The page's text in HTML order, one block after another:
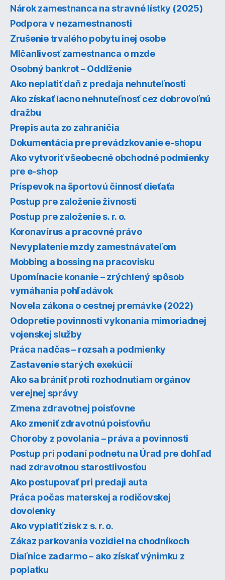
Nárok zamestnanca na stravné lístky (2025)
Podpora v nezamestnanosti
Zrušenie trvalého pobytu inej osobe
Mlčanlivosť zamestnanca o mzde
Osobný bankrot – Oddlženie
Ako neplatiť daň z predaja nehnuteľnosti
Ako získať lacno nehnuteľnosť cez dobrovoľnú
dražbu
Prepis auta zo zahraničia
Dokumentácia pre prevádzkovanie e-shopu
Ako vytvoriť všeobecné obchodné podmienky
pre e-shop
Príspevok na športovú činnosť dieťaťa
Postup pre založenie živnosti
Postup pre založenie s. r. o.
Koronavírus a pracovné právo
Nevyplatenie mzdy zamestnávateľom
Mobbing a bossing na pracovisku
Upomínacie konanie – zrýchlený spôsob
vymáhania pohľadávok
Novela zákona o cestnej premávke (2022)
Odopretie povinnosti vykonania mimoriadnej
vojenskej služby
Práca nadčas – rozsah a podmienky
Zastavenie starých exekúcií
Ako sa brániť proti rozhodnutiam orgánov
verejnej správy
Zmena zdravotnej poisťovne
Ako zmeniť zdravotnú poisťovňu
Choroby z povolania – práva a povinnosti
Postup pri podaní podnetu na Úrad pre dohľad
nad zdravotnou starostlivosťou
Ako postupovať pri predaji auta
Práca počas materskej a rodičovskej
dovolenky
Ako vyplatiť zisk z s. r. o.
Zákaz parkovania vozidiel na chodníkoch
Diaľnice zadarmo – ako získať výnimku z
poplatku